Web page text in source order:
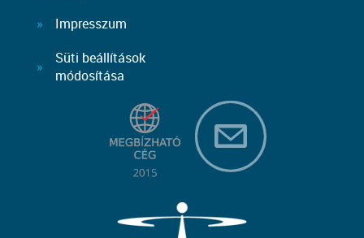
Impresszum
Süti beállítások
módosítása